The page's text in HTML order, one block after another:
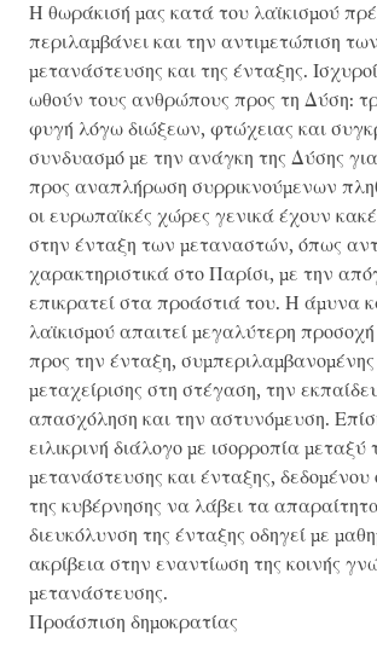
Η θωράκισή μας κατά του λαϊκισμού
περιλαμβάνει και την αντιμετώπιση
μετανάστευσης και της ένταξης.
ωθούν τους ανθρώπους προς τη Δύση:
φυγή λόγω διώξεων, φτώχειας και
συνδυασμό με την ανάγκη της Δύσης
προς αναπλήρωση συρρικνούμενων
οι ευρωπαϊκές χώρες γενικά έχουν
στην ένταξη των μεταναστών, όπως
χαρακτηριστικά στο Παρίσι, με την
επικρατεί στα προάστιά του. Η άμυνα
λαϊκισμού απαιτεί μεγαλύτερη
προς την ένταξη, συμπεριλαμβανομένης
μεταχείρισης στη στέγαση, την
απασχόληση και την αστυνόμευση.
ειλικρινή διάλογο με ισορροπία μεταξύ
μετανάστευσης και ένταξης, δεδομένου
της κυβέρνησης να λάβει τα
διευκόλυνση της ένταξης οδηγεί με
ακρίβεια στην εναντίωση της κοινής
μετανάστευσης.
Προάσπιση δημοκρατίας